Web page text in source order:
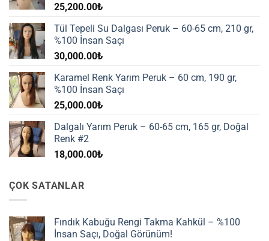
25,200.00₺
Tül Tepeli Su Dalgası Peruk – 60-65 cm, 210 gr,
%100 İnsan Saçı
30,000.00₺
Karamel Renk Yarım Peruk – 60 cm, 190 gr,
%100 İnsan Saçı
25,000.00₺
Dalgalı Yarım Peruk – 60-65 cm, 165 gr, Doğal
Renk #2
18,000.00₺
ÇOK SATANLAR
Fındık Kabuğu Rengi Takma Kahkül – %100
İnsan Saçı, Doğal Görünüm!